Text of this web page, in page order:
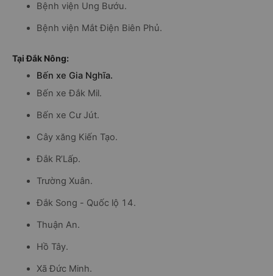
Bệnh viện Ung Bướu.
Bệnh viện Mắt Điện Biên Phủ.
Tại Đắk Nông:
Bến xe Gia Nghĩa.
Bến xe Đắk Mil.
Bến xe Cư Jút.
Cây xăng Kiến Tạo.
Đắk R’Lấp.
Trường Xuân.
Đắk Song - Quốc lộ 14.
Thuận An.
Hồ Tây.
Xã Đức Minh.